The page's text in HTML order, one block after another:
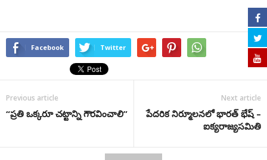
Facebook Twitter
Previous article
“ప్రతి ఒక్కరూ చట్టాన్ని గౌరవించాలి”
Next article
పేదరిక నిర్మూలనలో భారత్ భేష్ –
ఐక్యరాజ్యసమితి